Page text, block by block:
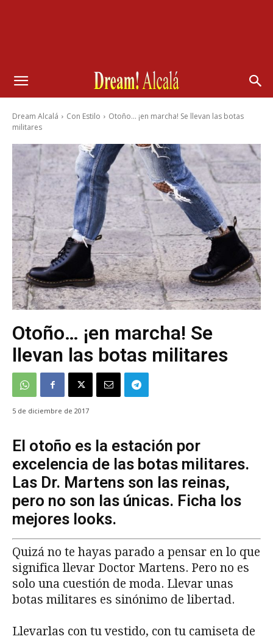
Dream Alcalá Con Estilo
Otoño... ¡en marcha! Se llevan las botas
militares
Otoño… ¡en marcha! Se
llevan las botas militares
5 de diciembre de 2017
El otoño es la estación por
excelencia de las botas militares.
Las Dr. Martens son las reinas,
pero no son las únicas. Ficha los
mejores looks.
Quizá no te hayas parado a pensar en lo que
significa llevar Doctor Martens. Pero no es
solo una cuestión de moda. Llevar unas
botas militares es sinónimo de libertad.
Llevarlas con tu vestido, con tu camiseta de